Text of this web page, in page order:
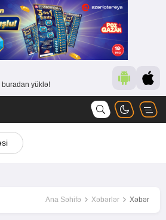
yüklə!
Ana Səhifə Xəbərlər Xəbər